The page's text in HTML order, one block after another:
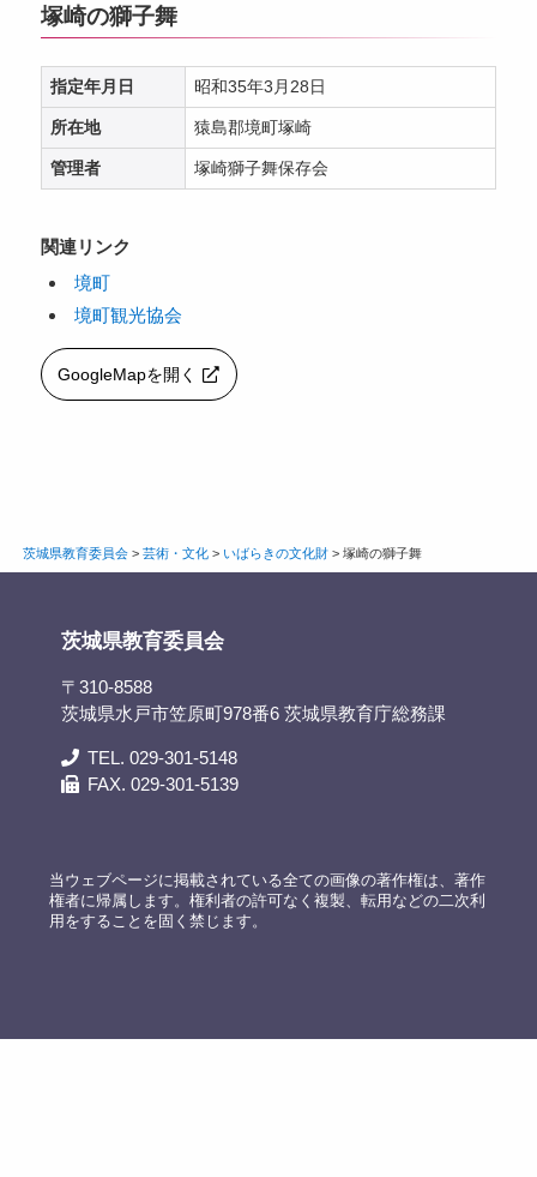
塚崎の獅子舞
指定年月日 昭和35年3月28日
所在地 猿島郡境町塚崎
管理者 塚崎獅子舞保存会
関連リンク
境町
境町観光協会
GoogleMapを開く
茨城県教育委員会> 芸術・文化> いばらきの文化財> 塚崎の獅子舞
茨城県教育委員会
〒310-8588
茨城県水戸市笠原町978番6 茨城県教育庁総務課
TEL. 029-301-5148
FAX. 029-301-5139
当ウェブページに掲載されている全ての画像の著作権は、著作
権者に帰属します。権利者の許可なく複製、転用などの二次利
用をすることを固く禁じます。